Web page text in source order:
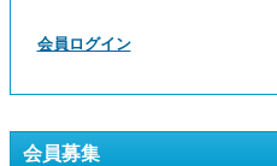
会員ログイン
会員募集